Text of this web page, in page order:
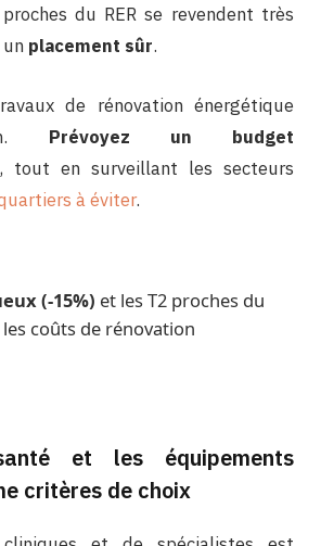
du RER se revendent très
placement sûr.
de rénovation énergétique
Prévoyez un budget
, tout en surveillant les secteurs
à éviter.
(-15%) et les T2 proches du
les coûts de rénovation
et les équipements
critères de choix